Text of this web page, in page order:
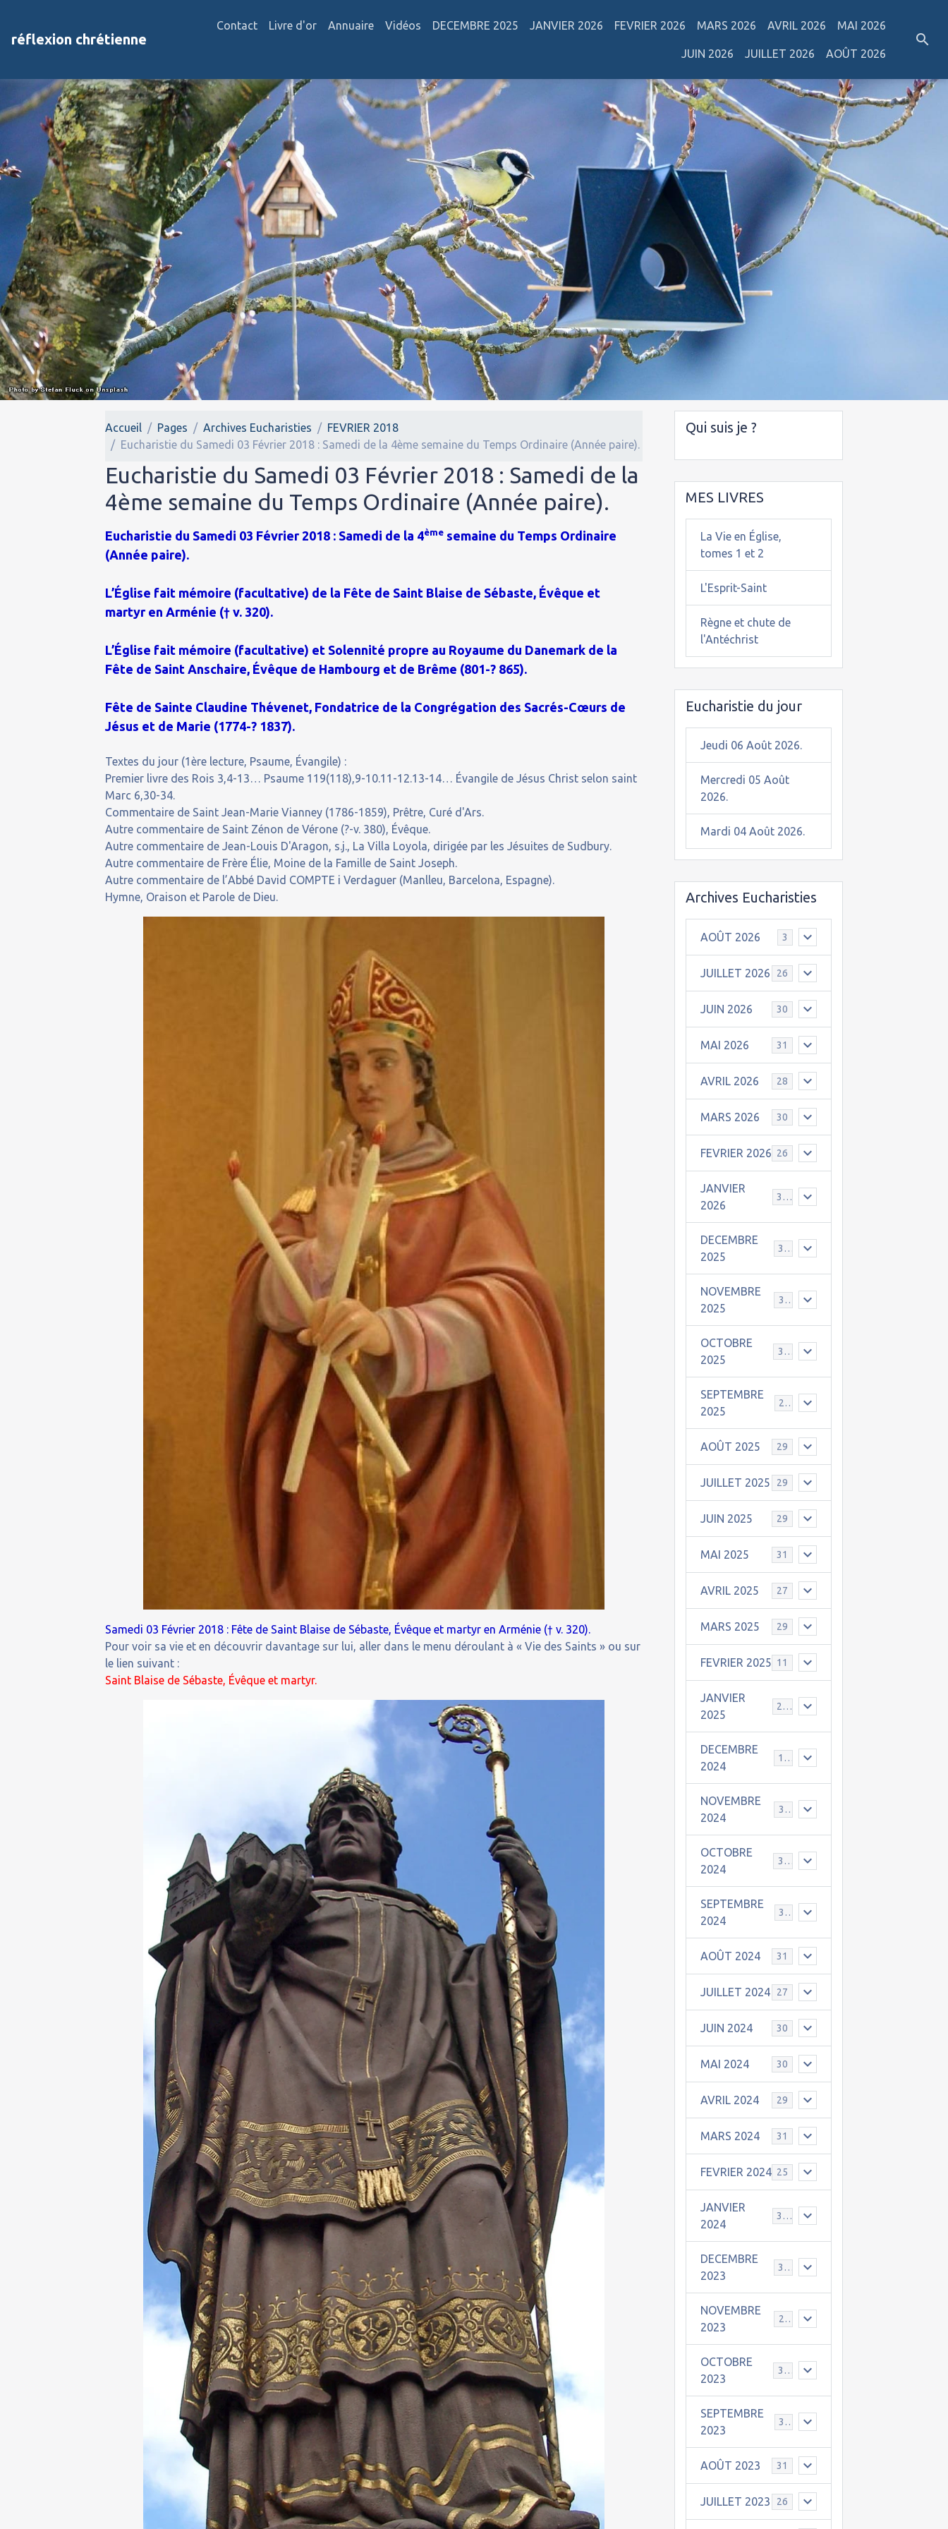
réflexion chrétienne
Contact Livre d'or Annuaire Vidéos DECEMBRE 2025 JANVIER 2026 FEVRIER 2026 MARS 2026 AVRIL 2026 MAI 2026
JUIN 2026 JUILLET 2026 AOÛT 2026
Accueil Pages Archives Eucharisties
FEVRIER 2018
Eucharistie du Samedi 03 Février 2018 : Samedi de la 4ème semaine du Temps Ordinaire (Année paire).
Eucharistie du Samedi 03 Février 2018 : Samedi de la
4ème semaine du Temps Ordinaire (Année paire).
Eucharistie du Samedi 03 Février 2018 : Samedi de la 4ème semaine du Temps Ordinaire
(Année paire).
L’Église fait mémoire (facultative) de la Fête de Saint Blaise de Sébaste, Évêque et
martyr en Arménie († v. 320).
L’Église fait mémoire (facultative) et Solennité propre au Royaume du Danemark de la
Fête de Saint Anschaire, Évêque de Hambourg et de Brême (801-? 865).
Fête de Sainte Claudine Thévenet, Fondatrice de la Congrégation des Sacrés-Cœurs de
Jésus et de Marie (1774-? 1837).
Textes du jour (1ère lecture, Psaume, Évangile) :
Premier livre des Rois 3,4-13… Psaume 119(118),9-10.11-12.13-14… Évangile de Jésus Christ selon saint
Marc 6,30-34.
Commentaire de Saint Jean-Marie Vianney (1786-1859), Prêtre, Curé d'Ars.
Autre commentaire de Saint Zénon de Vérone (?-v. 380), Évêque.
Autre commentaire de Jean-Louis D'Aragon, s.j., La Villa Loyola, dirigée par les Jésuites de Sudbury.
Autre commentaire de Frère Élie, Moine de la Famille de Saint Joseph.
Autre commentaire de l’Abbé David COMPTE i Verdaguer (Manlleu, Barcelona, Espagne).
Hymne, Oraison et Parole de Dieu.
Samedi 03 Février 2018 : Fête de Saint Blaise de Sébaste, Évêque et martyr en Arménie († v. 320).
Pour voir sa vie et en découvrir davantage sur lui, aller dans le menu déroulant à « Vie des Saints » ou sur
le lien suivant :
Saint Blaise de Sébaste, Évêque et martyr.
Qui suis je ?
MES LIVRES
La Vie en Église,
tomes 1 et 2
L'Esprit-Saint
Règne et chute de
l'Antéchrist
Eucharistie du jour
Jeudi 06 Août 2026.
Mercredi 05 Août
2026.
Mardi 04 Août 2026.
Archives Eucharisties
AOÛT 2026 3
JUILLET 2026 26
JUIN 2026 30
MAI 2026 31
AVRIL 2026 28
MARS 2026 30
FEVRIER 2026 26
JANVIER
2026
31
DECEMBRE
2025
30
NOVEMBRE
2025
30
OCTOBRE
2025
31
SEPTEMBRE
2025
25
AOÛT 2025 29
JUILLET 2025 29
JUIN 2025 29
MAI 2025 31
AVRIL 2025 27
MARS 2025 29
FEVRIER 2025 11
JANVIER
2025
25
DECEMBRE
2024
19
NOVEMBRE
2024
30
OCTOBRE
2024
31
SEPTEMBRE
2024
30
AOÛT 2024 31
JUILLET 2024 27
JUIN 2024 30
MAI 2024 30
AVRIL 2024 29
MARS 2024 31
FEVRIER 2024 25
JANVIER
2024
30
DECEMBRE
2023
31
NOVEMBRE
2023
24
OCTOBRE
2023
31
SEPTEMBRE
2023
30
AOÛT 2023 31
JUILLET 2023 26